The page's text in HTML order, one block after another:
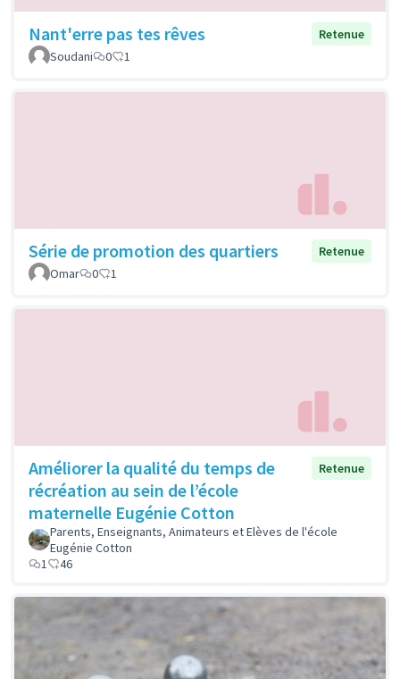
Nant'erre pas tes rêves
Retenue
Soudani
0 1
Série de promotion des quartiers
Retenue
Omar
0 1
Améliorer la qualité du temps de
récréation au sein de l’école
maternelle Eugénie Cotton
Retenue
Parents, Enseignants, Animateurs et Elèves de l'école
Eugénie Cotton
1
46